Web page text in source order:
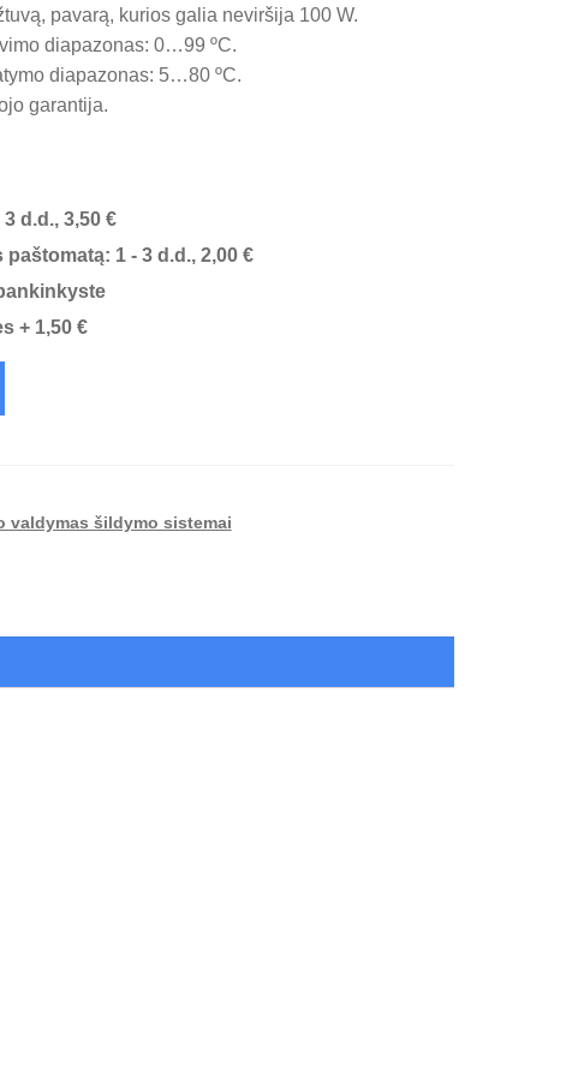
pavarą, kurios galia neviršija 100 W.
diapazonas: 0…99 ºC.
diapazonas: 5…80 ºC.
garantija.
d.d., 3,50 €
1 - 3 d.d., 2,00 €
+ 1,50 €
valdymas šildymo sistemai